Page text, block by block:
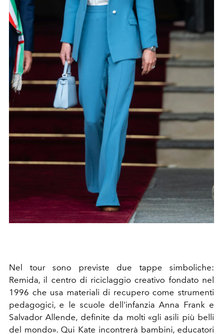
Nel tour sono previste due tappe simboliche:
Remida, il centro di riciclaggio creativo fondato nel
1996 che usa materiali di recupero come strumenti
pedagogici, e le scuole dell'infanzia Anna Frank e
Salvador Allende, definite da molti «gli asili più belli
del mondo». Qui Kate incontrerà bambini, educatori